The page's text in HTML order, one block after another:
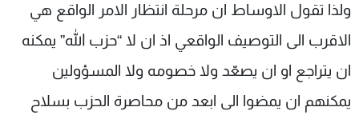
ولذا تقول الاوساط ان مرحلة انتظار الامر الواقع هي
الاقرب الى التوصيف الواقعي اذ ان لا “حزب الله” يمكنه
ان يتراجع او ان يصعّد ولا خصومه ولا المسؤولين
يمكنهم ان يمضوا الى ابعد من محاصرة الحزب بسلاح